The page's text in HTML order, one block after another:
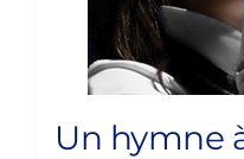
Un hymne